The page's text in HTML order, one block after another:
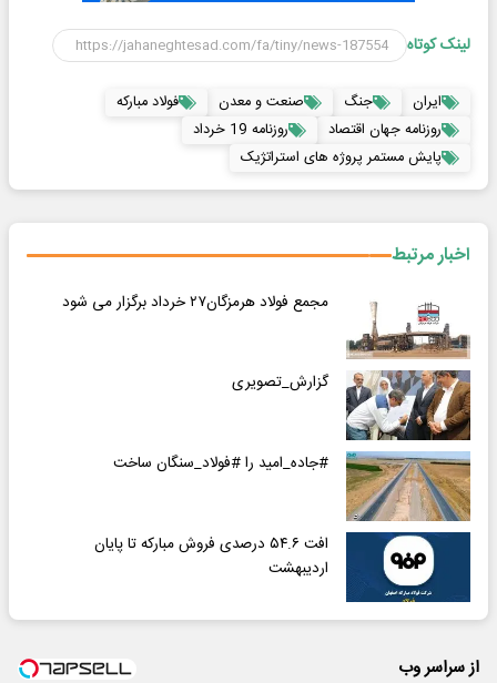
لینک کوتاه
ایران جنگ صنعت و معدن
فولاد مبارکه
روزنامه جهان اقتصاد
روزنامه 19 خرداد
پایش مستمر پروژه های استراتژیک
اخبار مرتبط
مجمع فولاد هرمزگان۲۷ خرداد برگزار می شود
گزارش_تصویری
#جاده_امید را #فولاد_سنگان ساخت
افت ۵۴.۶ درصدی فروش مبارکه تا پایان
اردیبهشت
از سراسر وب